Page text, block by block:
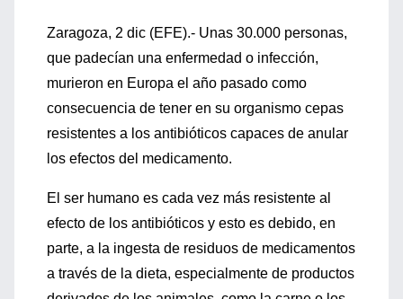
Zaragoza, 2 dic (EFE).- Unas 30.000 personas,
que padecían una enfermedad o infección,
murieron en Europa el año pasado como
consecuencia de tener en su organismo cepas
resistentes a los antibióticos capaces de anular
los efectos del medicamento.
El ser humano es cada vez más resistente al
efecto de los antibióticos y esto es debido, en
parte, a la ingesta de residuos de medicamentos
a través de la dieta, especialmente de productos